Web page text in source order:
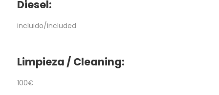
Diesel:
incluido/included
Limpieza / Cleaning:
100€